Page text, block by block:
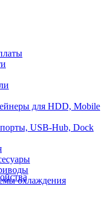
для HDD, Mobile
USB-Hub, Dock
охлаждения